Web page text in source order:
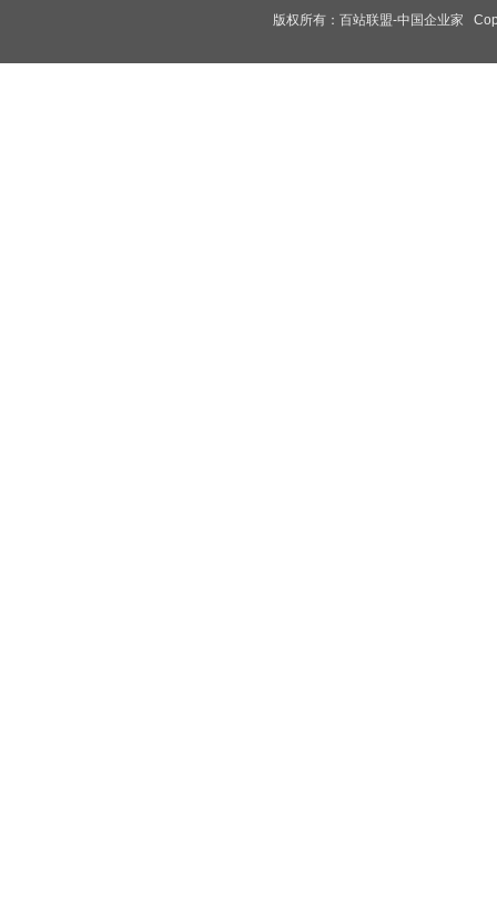
版权所有： 百站联盟-中国企业家